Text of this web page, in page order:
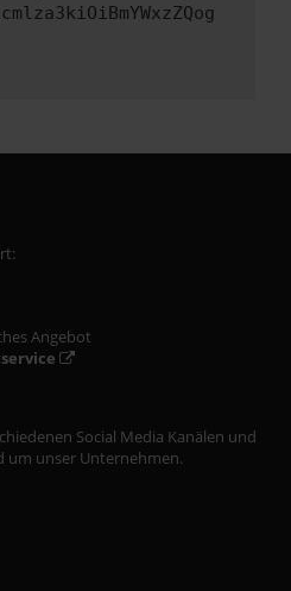
Angebot
Social Media Kanälen und
um unser Unternehmen.